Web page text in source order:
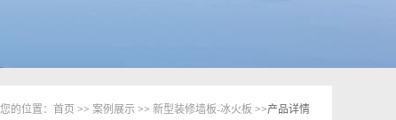
您的位置： 首页 >> 案例展示 >> 新型装修墙板-冰火板 >>产品详情